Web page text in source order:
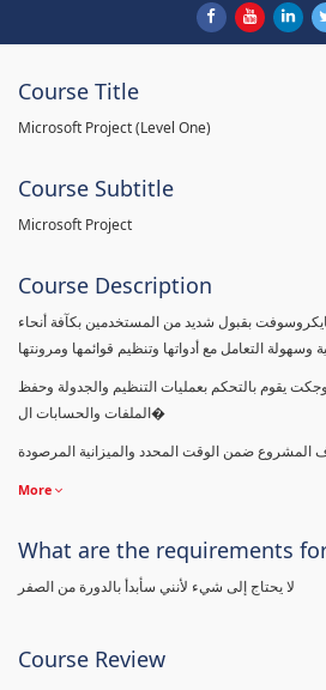
Course Title
Microsoft Project (Level One)
Course Subtitle
Microsoft Project
Course Description
بقبول شديد من المستخدمين بكآفة أنحاء
يقوم بالتحكم بعمليات التنظيم والجدولة وحفظ
الملفات والحسابات ال�
المشروع ضمن الوقت المحدد والميزانية المرصودة
More
What are the requirements
لا يحتاج إلى شيء لأنني سأبدأ بالدورة من الصفر
Course Review